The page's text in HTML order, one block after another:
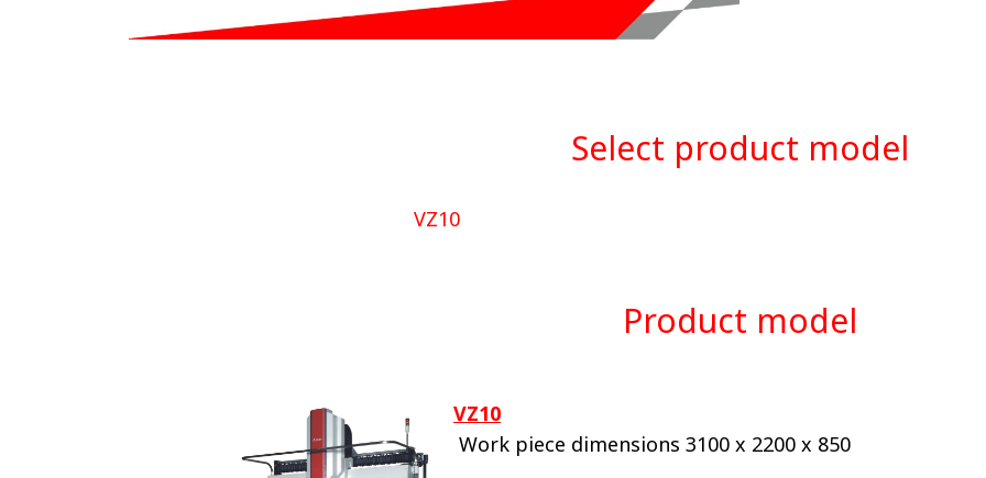
Select product model
VZ10
Product model
VZ10
Work piece dimensions 3100 x 2200 x 850